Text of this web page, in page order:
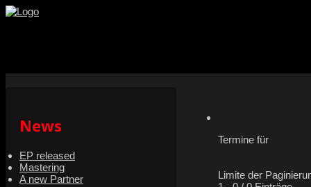
News
EP released
Mastering
A new Partner
Termine für
Limite der